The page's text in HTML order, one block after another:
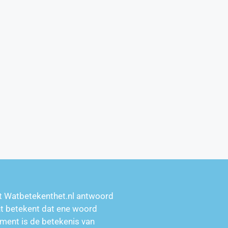
Watbetekenthet.nl antwoord
betekent dat ene woord
is de betekenis van